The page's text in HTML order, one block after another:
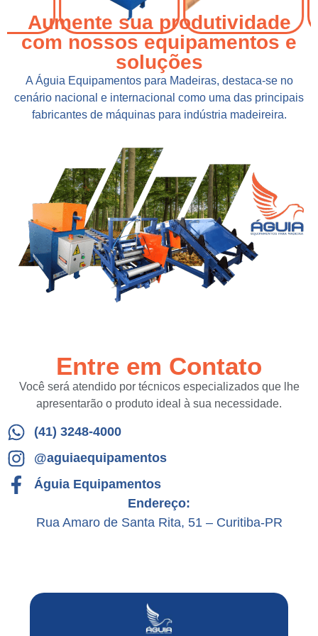
Aumente sua produtividade
com nossos equipamentos e
soluções
A Águia Equipamentos para Madeiras, destaca-se no
cenário nacional e internacional como uma das principais
fabricantes de máquinas para indústria madeireira.
Entre em Contato
Você será atendido por técnicos especializados que lhe
apresentarão o produto ideal à sua necessidade.
(41) 3248-4000
@aguiaequipamentos
Águia Equipamentos
Endereço:
Rua Amaro de Santa Rita, 51 – Curitiba-PR